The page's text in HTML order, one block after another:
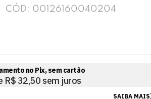
CÓD: 00126160040204